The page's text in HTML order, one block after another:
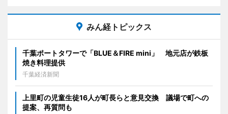
みん経トピックス
千葉ポートタワーで「BLUE＆FIRE mini」 地元店が鉄板
焼き料理提供
千葉経済新聞
上里町の児童生徒16人が町長らと意見交換 議場で町への
提案、再質問も